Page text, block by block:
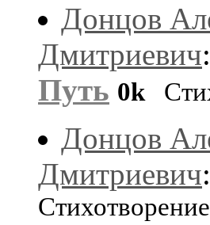
Донцов
Дмитриевич:
Путь 0k
Донцов
Дмитриевич:
Стихотворение